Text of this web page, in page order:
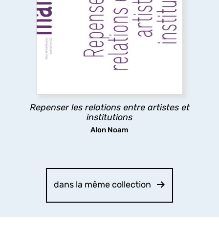
Repenser les relations entre artistes et
institutions
Alon Noam
Repenser les relations entre artistes et
institutions
Ce numéro explore les relations entre artistes et
institutions, en analysant les tensions entre
aspirations artistiques et logiques
institutionnelles, afin de mettre en lumière les
découvrir
dans la même collection